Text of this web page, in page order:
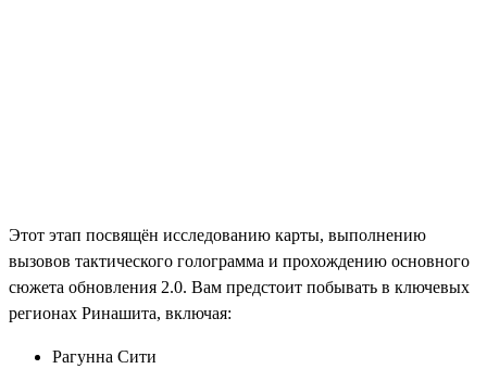
Этот этап посвящён исследованию карты, выполнению
вызовов тактического голограмма и прохождению основного
сюжета обновления 2.0. Вам предстоит побывать в ключевых
регионах Ринашита, включая:
Рагунна Сити